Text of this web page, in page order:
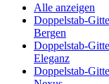
Alle anzeigen
Doppelstab-
Bergen
Doppelstab-
Eleganz
Doppelstab-